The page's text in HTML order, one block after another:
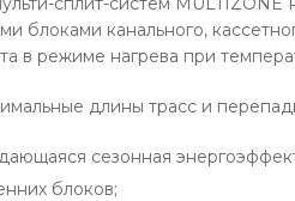
блоками канального,
в режиме нагрева при
длины трасс и
сезонная
блоков;